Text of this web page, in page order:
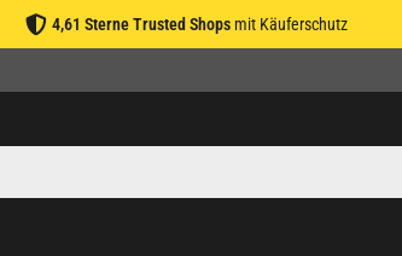
4,61 Sterne Trusted Shopsmit Käuferschutz